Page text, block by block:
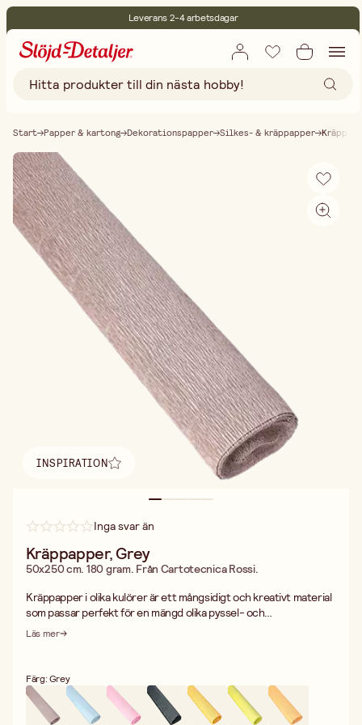
Leverans 2-4 arbetsdagar
Fri frakt vid köp över 499:-
Start Papper & kartong Dekorationspapper Silkes- & kräppapper
INSPIRATION
Hitta inspiration
Inga svar än
Kräppapper, Grey
50x250 cm. 180 gram. Från Cartotecnica Rossi.
Kräppapper i olika kulörer är ett mångsidigt och kreativt material
som passar perfekt för en mängd olika pyssel- och
dekorationsprojekt. Med en vikt på 180 gram är det ett kraftigt
Det elastiska och formbara materialet gör det enkelt att skapa
tredimensionella effekter och detaljerade former vilket gör det
till ett utmärkt val för allt från pappersblommor och
Läs mer
Färg: Grey